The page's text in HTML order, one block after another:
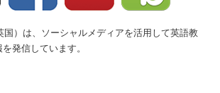
国）は、ソーシャルメディアを活用して英語教
発信しています。